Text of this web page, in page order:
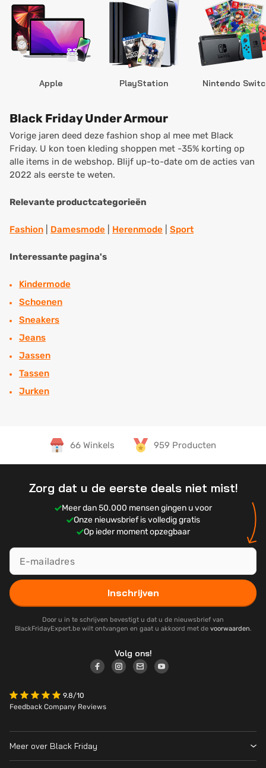
Apple PlayStation Nintendo
Black Friday Under Armour
Vorige jaren deed deze fashion shop al mee met Black
Friday. U kon toen kleding shoppen met -35% korting op
alle items in de webshop. Blijf up-to-date om de acties van
2022 als eerste te weten.
Relevante productcategorieën
Fashion Damesmode Herenmode Sport
Interessante pagina's
Kindermode
Schoenen
Sneakers
Jeans
Jassen
Tassen
Jurken
66 Winkels 959 Producten
Zorg dat u de eerste deals niet mist!
Meer dan 50.000 mensen gingen u voor
Onze nieuwsbrief is volledig gratis
Op ieder moment opzegbaar
Inschrijven
Door u in te schrijven bevestigt u dat u de nieuwsbrief van
BlackFridayExpert.be wilt ontvangen en gaat u akkoord met de voorwaarden.
Volg ons!
9.8/10
Feedback Company Reviews
Meer over Black Friday